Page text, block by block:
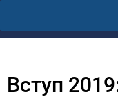
Вступ